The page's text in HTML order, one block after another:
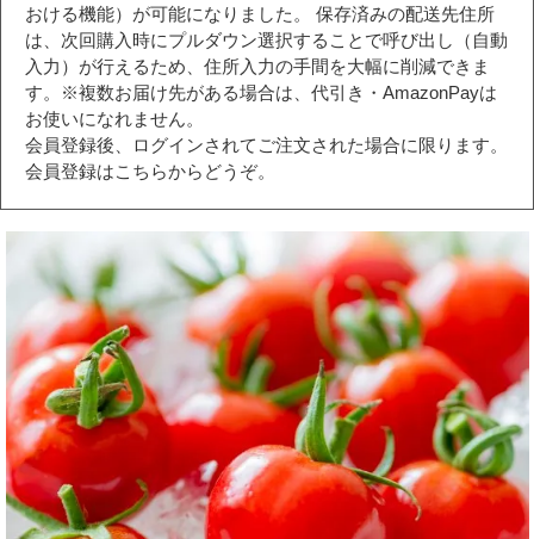
おける機能）が可能になりました。 保存済みの配送先住所
は、次回購入時にプルダウン選択することで呼び出し（自動
入力）が行えるため、住所入力の手間を大幅に削減できま
す。※複数お届け先がある場合は、代引き・AmazonPayは
お使いになれません。
会員登録後、ログインされてご注文された場合に限ります。
会員登録はこちらからどうぞ。